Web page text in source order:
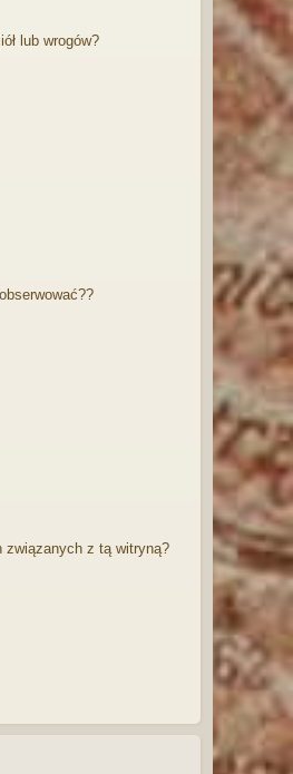
lub wrogów?
związanych z tą witryną?